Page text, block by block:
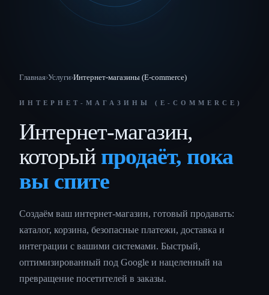
Главная›Услуги›Интернет-магазины (E-commerce)
ИНТЕРНЕТ-МАГАЗИНЫ (E-COMMERCE)
Интернет-магазин,
который продаёт, пока
вы спите
Создаём ваш интернет-магазин, готовый продавать:
каталог, корзина, безопасные платежи, доставка и
интеграции с вашими системами. Быстрый,
оптимизированный под Google и нацеленный на
превращение посетителей в заказы.